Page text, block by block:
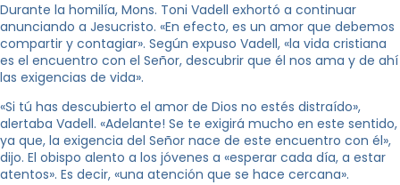
Durante la homilía, Mons. Toni Vadell exhortó a continuar
anunciando a Jesucristo. «En efecto, es un amor que debemos
compartir y contagiar». Según expuso Vadell, «la vida cristiana
es el encuentro con el Señor, descubrir que él nos ama y de ahí
las exigencias de vida».
«Si tú has descubierto el amor de Dios no estés distraído»,
alertaba Vadell. «Adelante! Se te exigirá mucho en este sentido,
ya que, la exigencia del Señor nace de este encuentro con él»,
dijo. El obispo alento a los jóvenes a «esperar cada día, a estar
atentos». Es decir, «una atención que se hace cercana».